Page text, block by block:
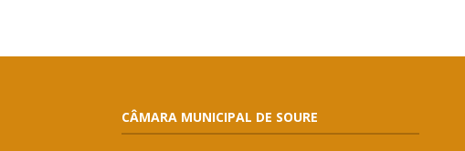
CÂMARA MUNICIPAL DE SOURE